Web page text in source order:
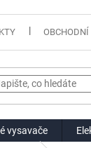
vysavače